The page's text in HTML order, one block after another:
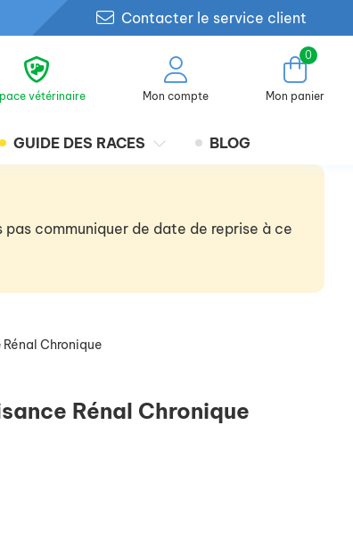
Contacter le service client
vétérinaire Mon compte
0
Mon panier
GUIDE DES RACES BLOG
communiquer de date de reprise à ce
Chronique
Rénal Chronique